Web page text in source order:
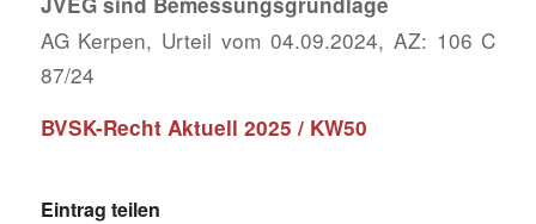
AG Kerpen, Urteil vom 04.09.2024, AZ: 106 C
87/24
BVSK-Recht Aktuell 2025 / KW50
Eintrag teilen